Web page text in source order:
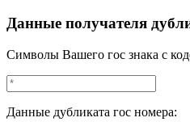
Данные получателя
Символы Вашего гос знака с
Данные дубликата гос номера: